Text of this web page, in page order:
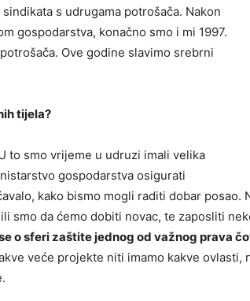
s udrugama potrošača. Nakon
gospodarstva, konačno smo i mi 1997.
Ove godine slavimo srebrni
tijela?
to smo vrijeme u udruzi imali velika
gospodarstva osigurati
kako bismo mogli raditi dobar posao.
smo da ćemo dobiti novac, te zaposliti
o sferi zaštite jednog od važnog prava
veće projekte niti imamo kakve ovlasti,